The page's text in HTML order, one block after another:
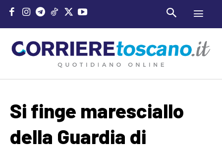
Si finge maresciallo
della Guardia di